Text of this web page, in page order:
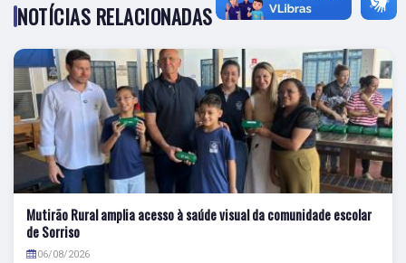
NOTÍCIAS RELACIONADAS
Mutirão Rural amplia acesso à saúde visual da comunidade escolar
de Sorriso
06/08/2026